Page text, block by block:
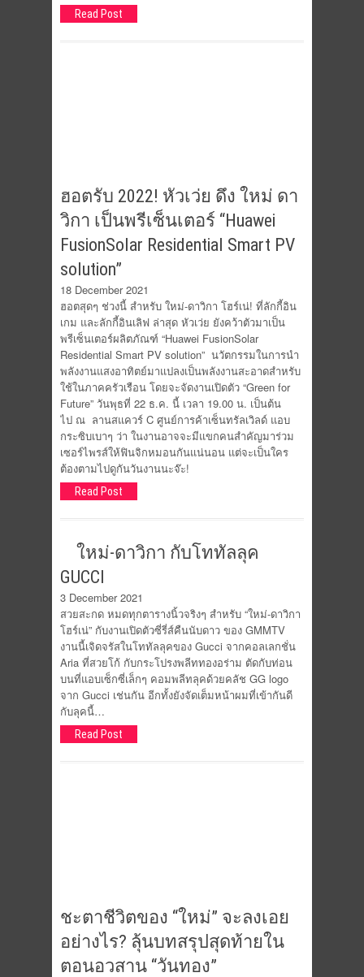
Read Post
ฮอตรับ 2022! หัวเว่ย ดึง ใหม่ ดา
วิกา เป็นพรีเซ็นเตอร์ “Huawei
FusionSolar Residential Smart PV
solution”
18 December 2021
ฮอตสุดๆ ช่วงนี้ สำหรับ ใหม่-ดาวิกา โฮร์เน่! ที่ลักกี้อิน
เกม และลักกี้อินเลิฟ ล่าสุด หัวเว่ย ยังคว้าตัวมาเป็น
พรีเซ็นเตอร์ผลิตภัณฑ์ “Huawei FusionSolar
Residential Smart PV solution” นวัตกรรมในการนำ
พลังงานแสงอาทิตย์มาแปลงเป็นพลังงานสะอาดสำหรับ
ใช้ในภาคครัวเรือน โดยจะจัดงานเปิดตัว “Green for
Future” วันพุธที่ 22 ธ.ค. นี้ เวลา 19.00 น. เป็นต้น
ไป ณ ลานสแควร์ C ศูนย์การค้าเซ็นทรัลเวิลด์ แอบ
กระซิบเบาๆ ว่า ในงานอาจจะมีแขกคนสำคัญมาร่วม
เซอร์ไพรส์ให้ฟินจิกหมอนกันแน่นอน แต่จะเป็นใคร
ต้องตามไปดูกันวันงานนะจ๊ะ!
Read Post
ใหม่-ดาวิกา กับโททัลลุค
GUCCI
3 December 2021
สวยสะกด หมดทุกตารางนิ้วจริงๆ สำหรับ “ใหม่-ดาวิกา
โฮร์เน่” กับงานเปิดตัวซี่รี่ส์คืนนับดาว ของ GMMTV
งานนี้เจิดจรัสในโททัลลุคของ Gucci จากคอลเลกชั่น
Aria ที่สวยโก้ กับกระโปรงพลีททองอร่าม ตัดกับท่อน
บนที่แอบเซ็กซี่เล็กๆ คอมพลีทลุคด้วยคลัช GG logo
จาก Gucci เช่นกัน อีกทั้งยังจัดเต็มหน้าผมที่เข้ากันดี
กับลุคนี้…
Read Post
ชะตาชีวิตของ “ใหม่” จะลงเอย
อย่างไร? ลุ้นบทสรุปสุดท้ายใน
ตอนอวสาน “วันทอง”